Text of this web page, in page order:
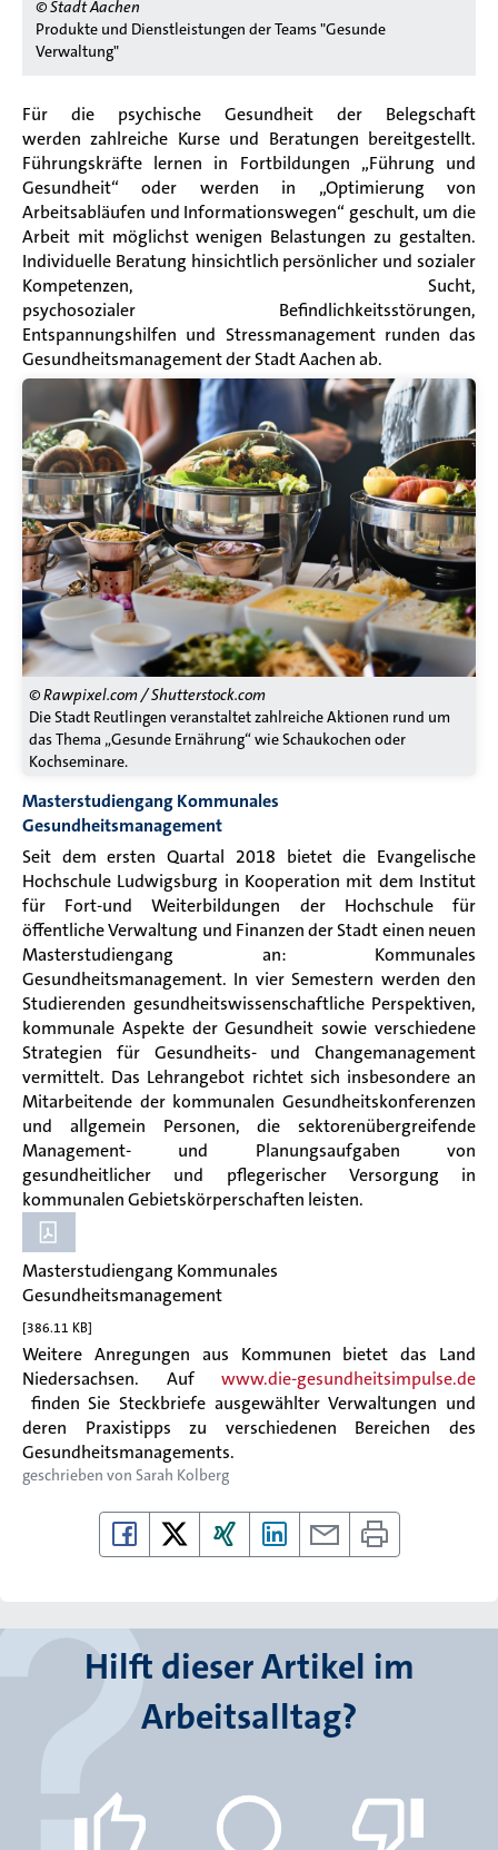
© Stadt Aachen
Produkte und Dienstleistungen der Teams "Gesunde
Verwaltung"
Für die psychische Gesundheit der Belegschaft
werden zahlreiche Kurse und Beratungen bereitgestellt.
Führungskräfte lernen in Fortbildungen „Führung und
Gesundheit“ oder werden in „Optimierung von
Arbeitsabläufen und Informationswegen“ geschult, um die
Arbeit mit möglichst wenigen Belastungen zu gestalten.
Individuelle Beratung hinsichtlich persönlicher und sozialer
Kompetenzen, Sucht,
psychosozialer Befindlichkeitsstörungen,
Entspannungshilfen und Stressmanagement runden das
Gesundheitsmanagement der Stadt Aachen ab.
© Rawpixel.com / Shutterstock.com
Die Stadt Reutlingen veranstaltet zahlreiche Aktionen rund um
das Thema „Gesunde Ernährung“ wie Schaukochen oder
Kochseminare.
Masterstudiengang Kommunales
Gesundheitsmanagement
Seit dem ersten Quartal 2018 bietet die Evangelische
Hochschule Ludwigsburg in Kooperation mit dem Institut
für Fort-und Weiterbildungen der Hochschule für
öffentliche Verwaltung und Finanzen der Stadt einen neuen
Masterstudiengang an: Kommunales
Gesundheitsmanagement. In vier Semestern werden den
Studierenden gesundheitswissenschaftliche Perspektiven,
kommunale Aspekte der Gesundheit sowie verschiedene
Strategien für Gesundheits- und Changemanagement
vermittelt. Das Lehrangebot richtet sich insbesondere an
Mitarbeitende der kommunalen Gesundheitskonferenzen
und allgemein Personen, die sektorenübergreifende
Management- und Planungsaufgaben von
gesundheitlicher und pflegerischer Versorgung in
kommunalen Gebietskörperschaften leisten.
Masterstudiengang Kommunales
Gesundheitsmanagement
[386.11 KB]
Weitere Anregungen aus Kommunen bietet das Land
Niedersachsen. Auf www.die-gesundheitsimpulse.de
finden Sie Steckbriefe ausgewählter Verwaltungen und
deren Praxistipps zu verschiedenen Bereichen des
Gesundheitsmanagements.
geschrieben von Sarah Kolberg
Hilft dieser Artikel im
Arbeitsalltag?